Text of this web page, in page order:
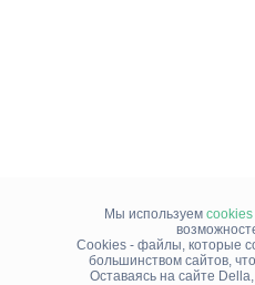
Мы используем cookies
Cookies - файлы, которые
большинством сайтов,
Оставаясь на сайте